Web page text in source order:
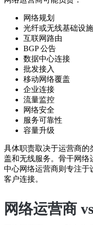
网络规划
光纤或无线基础设施
互联网路由
BGP 公告
数据中心连接
批发接入
移动网络覆盖
企业连接
流量监控
网络安全
服务可靠性
容量升级
具体职责取决于运营商的
盖和无线服务。骨干网络
中心网络运营商则专注于
客户连接。
网络运营商